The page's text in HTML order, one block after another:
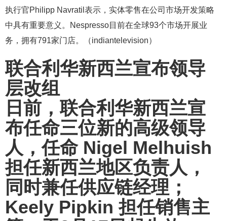
执行官Philipp Navratil表示，实体零售在公司市场开发策略
中具有重要意义。Nespresso目前在全球93个市场开展业
务，拥有791家门店。（indiantelevision）
联合利华新西兰宣布领导
层改组
日前，联合利华新西兰宣
布任命三位新的高级领导
人，任命 Nigel Melhuish
担任新西兰地区负责人，
同时兼任供应链经理；
Keely Pipkin 担任销售主